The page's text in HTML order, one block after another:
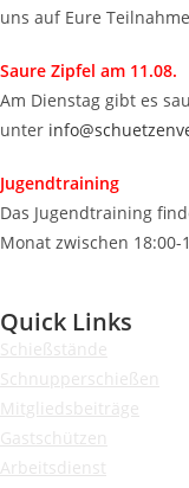
uns auf Eure
Saure Zipfel am 11.08.
Am Dienstag gibt es
unter
Jugendtraining
Das Jugendtraining
Monat zwischen 18:00-
Quick Links
Schießstände
Schnupperschießen
Mitgliedsbeiträge
Gastschützen
Arbeitsdienst